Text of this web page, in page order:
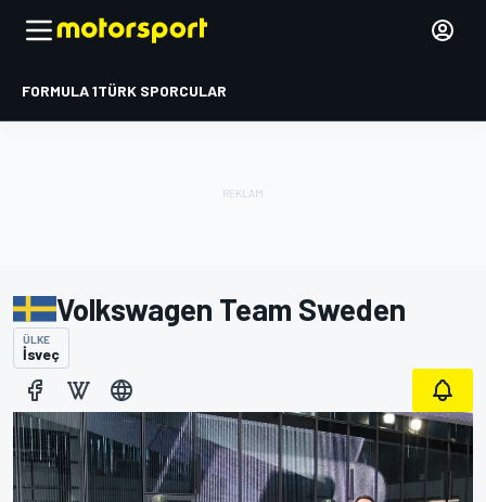
FORMULA 1TÜRK SPORCULAR
Volkswagen Team Sweden
ÜLKE
İsveç